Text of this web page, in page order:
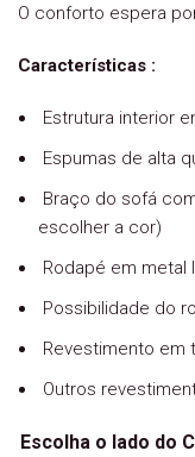
O conforto espera
Características :
Estrutura interior
Espumas de alta
Braço do sofá
escolher a cor)
Rodapé em metal
Possibilidade do
Revestimento em
Outros
Escolha o lado do